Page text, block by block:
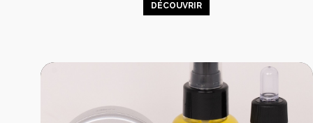
Audit et stratégie
gérant
Identité
Graphisme print
DÉCOUVRIR